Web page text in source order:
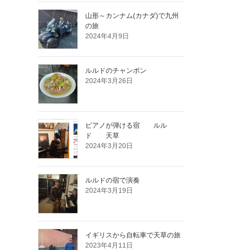
山形～カンナム(カナダ)で九州
の旅
2024年4月9日
ルルドのチャンポン
2024年3月26日
ピアノが弾ける宿 ルル
ド 天草
2024年3月20日
ルルドの宿で演奏
2024年3月19日
イギリスから自転車で天草の旅
2023年4月11日